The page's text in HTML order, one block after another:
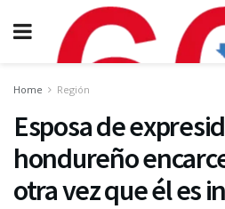
Home Región
Esposa de
hondureño
otra vez que él es